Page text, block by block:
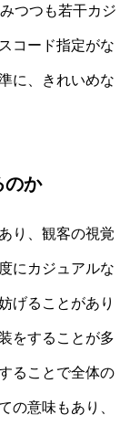
つつも若干カジ
コード指定がな
に、きれいめな
のか
り、観客の視覚
にカジュアルな
げることがあり
をすることが多
ることで全体の
の意味もあり、